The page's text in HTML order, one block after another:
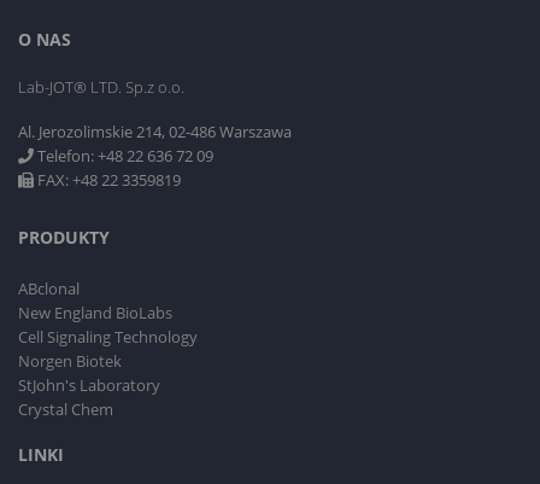
O NAS
Lab-JOT® LTD. Sp.z o.o.
Al. Jerozolimskie 214, 02-486 Warszawa
Telefon: +48 22 636 72 09
FAX: +48 22 3359819
PRODUKTY
ABclonal
New England BioLabs
Cell Signaling Technology
Norgen Biotek
StJohn's Laboratory
Crystal Chem
LINKI